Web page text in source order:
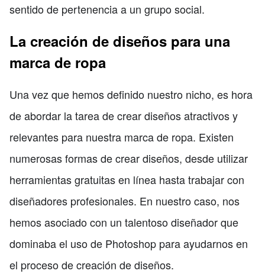
sentido de pertenencia a un grupo social.
La creación de diseños para una
marca de ropa
Una vez que hemos definido nuestro nicho, es hora
de abordar la tarea de crear diseños atractivos y
relevantes para nuestra marca de ropa. Existen
numerosas formas de crear diseños, desde utilizar
herramientas gratuitas en línea hasta trabajar con
diseñadores profesionales. En nuestro caso, nos
hemos asociado con un talentoso diseñador que
dominaba el uso de Photoshop para ayudarnos en
el proceso de creación de diseños.